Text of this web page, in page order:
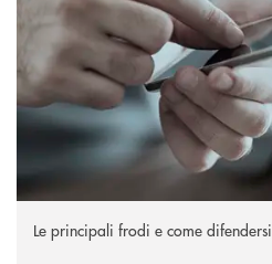
Le principali frodi e come difendersi